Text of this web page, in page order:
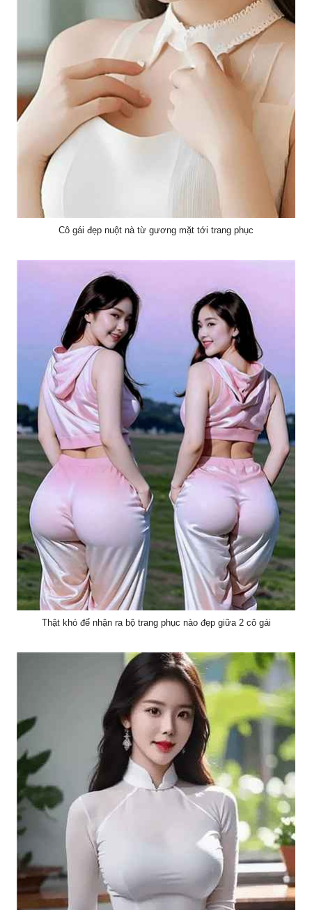
Cô gái đẹp nuột nà từ gương mặt tới trang phục
Thật khó để nhận ra bộ trang phục nào đẹp giữa 2 cô gái